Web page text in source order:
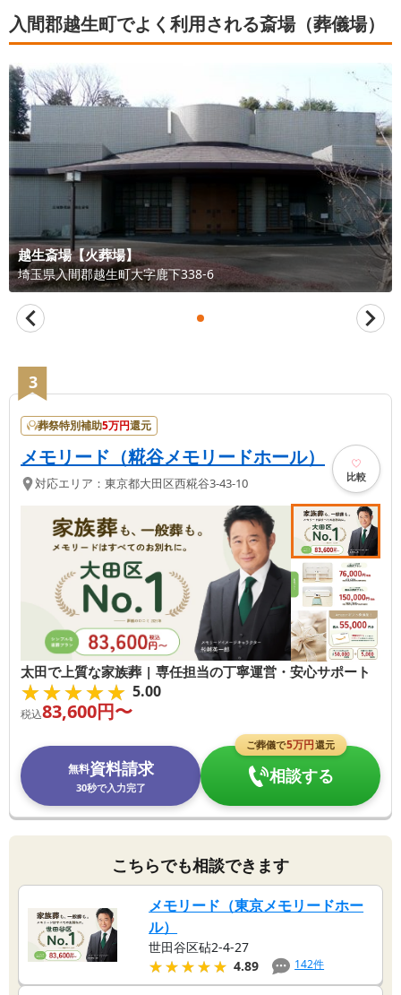
入間郡越生町でよく利用される斎場（葬儀場）
越生斎場【火葬場】
埼玉県入間郡越生町大字鹿下338-6
3
葬祭特別補助5万円還元
メモリード（糀谷メモリードホール）
対応エリア： 東京都大田区西糀谷3-43-10 比較
太田で上質な家族葬 | 専任担当の丁寧運営・安心サポート
★★★★★
★★★★★ 5.00
税込83,600円〜
無料資料請求
30秒で入力完了
ご葬儀で5万円還元
相談する
こちらでも相談できます
メモリード（東京メモリードホー
ル）
世田谷区砧2-4-27
★★★★★
★★★★★ 4.89 142件